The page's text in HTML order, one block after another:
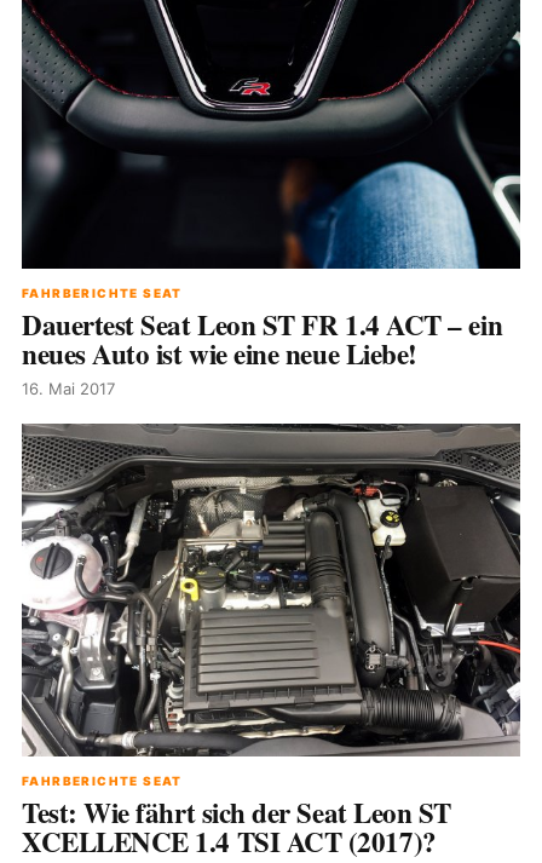
FAHRBERICHTE SEAT
Dauertest Seat Leon ST FR 1.4 ACT – ein
neues Auto ist wie eine neue Liebe!
16. Mai 2017
FAHRBERICHTE SEAT
Test: Wie fährt sich der Seat Leon ST
XCELLENCE 1.4 TSI ACT (2017)?